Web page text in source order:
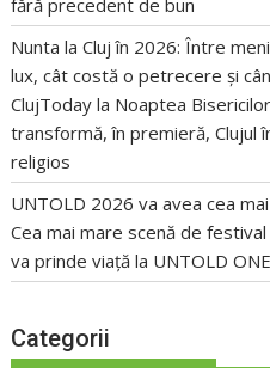
fără precedent de bun
Nunta la Cluj în 2026: Între
lux, cât costă o petrecere și
ClujToday la Noaptea
transformă, în premieră, Clujul
religios
UNTOLD 2026 va avea cea
Cea mai mare scenă de
va prinde viață la UNTOLD
Categorii